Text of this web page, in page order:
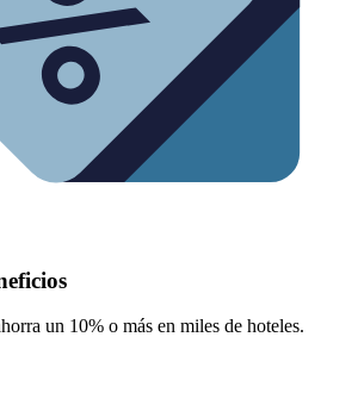
un 10% o más en miles de hoteles.